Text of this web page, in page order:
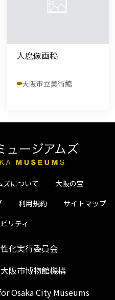
人麿像画稿
大阪市立美術館
ズについて
大阪の宝
利用規約
サイトマップ
リティ
化実行委員会
阪市博物館機構
Osaka City Museums